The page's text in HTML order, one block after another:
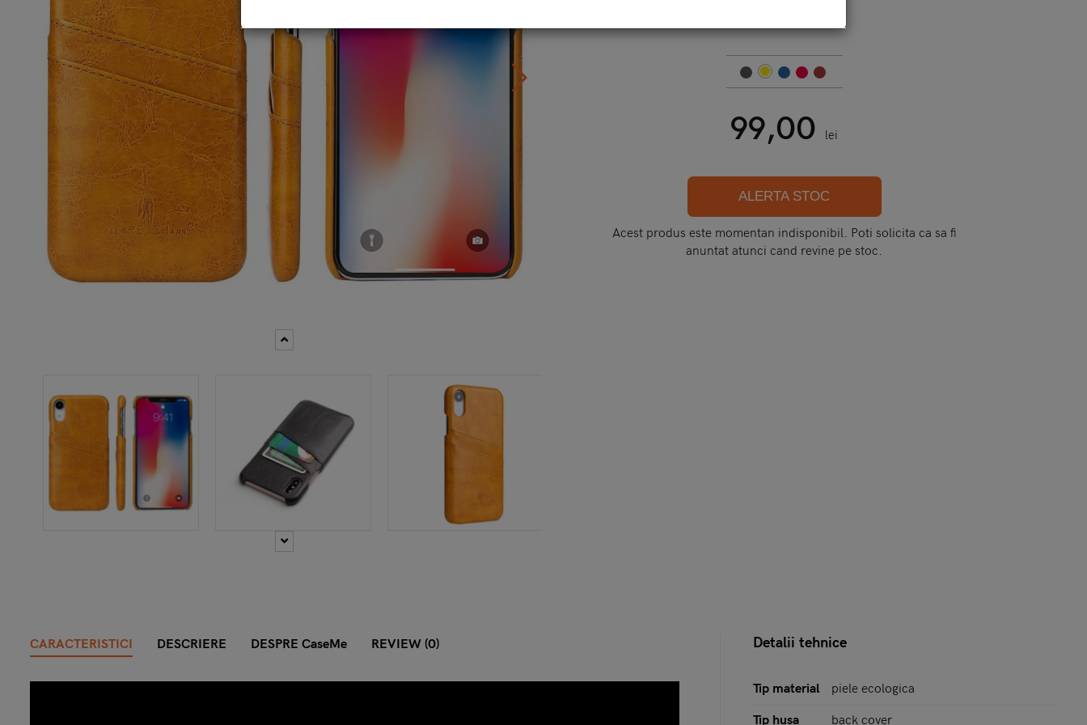
99,00 lei
ALERTA STOC
Acest produs este momentan indisponibil. Poti solicita ca sa fi
anuntat atunci cand revine pe stoc.
CARACTERISTICI DESCRIERE DESPRE CaseMe REVIEW (0) Detalii tehnice
Tip material piele ecologica
Tip husa
back cover